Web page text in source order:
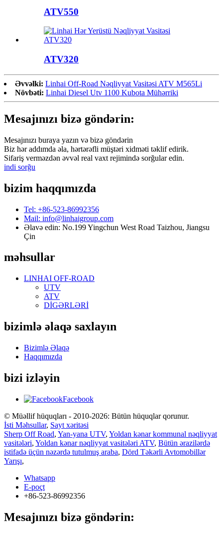
ATV550
ATV320
Əvvəlki: Linhai Off-Road Nəqliyyat Vasitəsi ATV M565Li
Növbəti: Linhai Diesel Utv 1100 Kubota Mühərriki
Mesajınızı bizə göndərin:
Mesajınızı buraya yazın və bizə göndərin
Biz hər addımda əla, hərtərəfli müştəri xidməti təklif edirik.
Sifariş verməzdən əvvəl real vaxt rejimində sorğular edin.
indi sorğu
bizim haqqımızda
Tel: +86-523-86992356
Mail: info@linhaigroup.com
Əlavə edin: No.199 Yingchun West Road Taizhou, Jiangsu
Çin
məhsullar
LINHAI OFF-ROAD
UTV
ATV
DİGƏRLƏRİ
bizimlə əlaqə saxlayın
Bizimlə Əlaqə
Haqqımızda
bizi izləyin
Facebook
© Müəllif hüquqları - 2010-2026: Bütün hüquqlar qorunur.
İsti Məhsullar, Sayt xəritəsi
Sherp Off Road, Yan-yana UTV, Yoldan kənar kommunal nəqliyyat
vasitələri, Yoldan kənar nəqliyyat vasitələri ATV, Bütün ərazilərdə
istifadə üçün nəzərdə tutulmuş araba, Dörd Təkərli Avtomobillər
Yarışı,
Whatsapp
E-poçt
+86-523-86992356
Mesajınızı bizə göndərin: